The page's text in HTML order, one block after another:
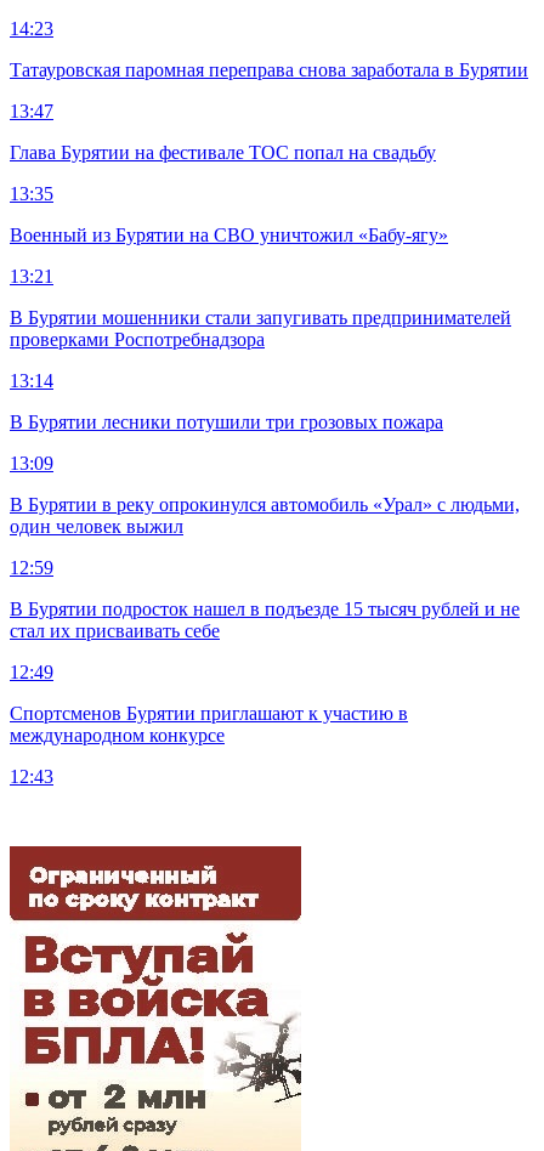
14:23
Татауровская паромная переправа снова заработала в Бурятии
13:47
Глава Бурятии на фестивале ТОС попал на свадьбу
13:35
Военный из Бурятии на СВО уничтожил «Бабу-ягу»
13:21
В Бурятии мошенники стали запугивать предпринимателей
проверками Роспотребнадзора
13:14
В Бурятии лесники потушили три грозовых пожара
13:09
В Бурятии в реку опрокинулся автомобиль «Урал» с людьми,
один человек выжил
12:59
В Бурятии подросток нашел в подъезде 15 тысяч рублей и не
стал их присваивать себе
12:49
Спортсменов Бурятии приглашают к участию в
международном конкурсе
12:43